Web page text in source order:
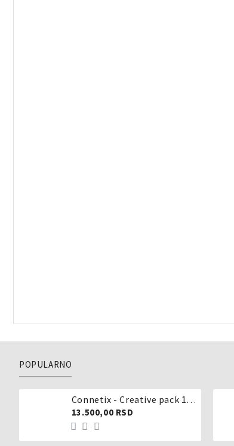
POPULARNO
Connetix - Creative pack 102 dela
13.500,00 RSD